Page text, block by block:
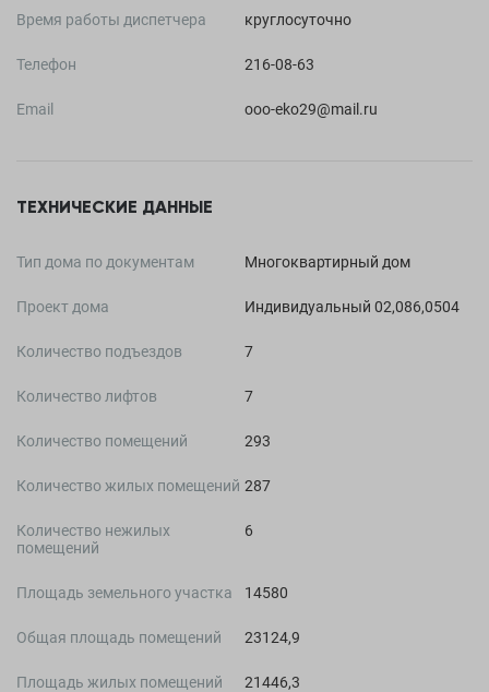
Время работы диспетчера круглосуточно
Телефон 216-08-63
Email ooo-eko29@mail.ru
ТЕХНИЧЕСКИЕ ДАННЫЕ
Тип дома по документам Многоквартирный дом
Проект дома Индивидуальный 02,086,0504
Количество подъездов 7
Количество лифтов 7
Количество помещений 293
Количество жилых помещений 287
Количество нежилых
помещений
6
Площадь земельного участка 14580
Общая площадь помещений 23124,9
Площадь жилых помещений 21446,3